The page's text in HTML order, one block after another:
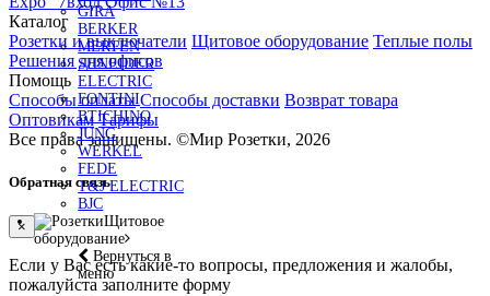
GIRA
BERKER
MERTEN
SHNEIDER
ELECTRIC
FONTINI
BTICHINO
JUNG
WERKEL
FEDE
T&J ELECTRIC
BJC
Щитовое
оборудование
Вернуться в
меню
Каталог
Розетки и выключатели Щитовое оборудование Теплые полы
Решения для офисов
Помощь
Способы оплаты Способы доставки Возврат товара
Оптовикам Тарифы
Все права защищены. ©Мир Розетки, 2026
Обратная связь
×
Если у Вас есть какие-то вопросы, предложения и жалобы,
пожалуйста заполните форму